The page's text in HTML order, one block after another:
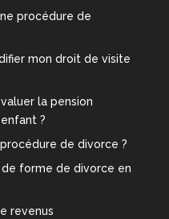
procédure de
mon droit de visite
la pension
?
de divorce ?
forme de divorce en
revenus